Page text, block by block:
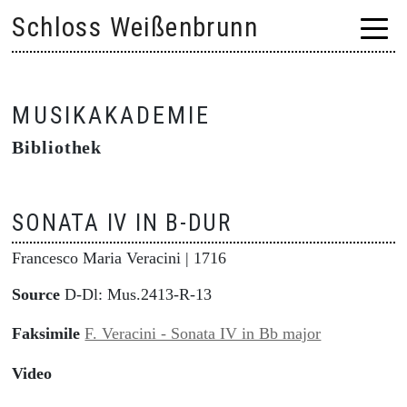
content
Schloss Weißenbrunn
MUSIKAKADEMIE
Bibliothek
SONATA IV IN B-DUR
Francesco Maria Veracini | 1716
Source D-Dl: Mus.2413-R-13
Faksimile F. Veracini - Sonata IV in Bb major
Video